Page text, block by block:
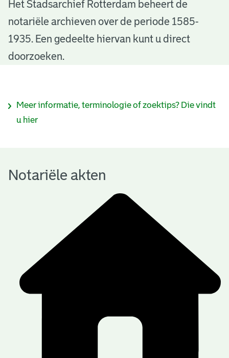
N
o
Het Stadsarchief Rotterdam beheert de
notariële archieven over de periode 1585-
1935. Een gedeelte hiervan kunt u direct
doorzoeken.
I
r
Meer informatie, terminologie of zoektips? Die vindt
u hier
Notariële akten